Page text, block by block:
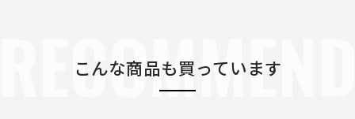
こんな商品も買っています